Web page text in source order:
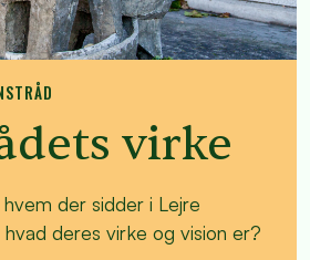
virke
der sidder i Lejre
deres virke og vision er?